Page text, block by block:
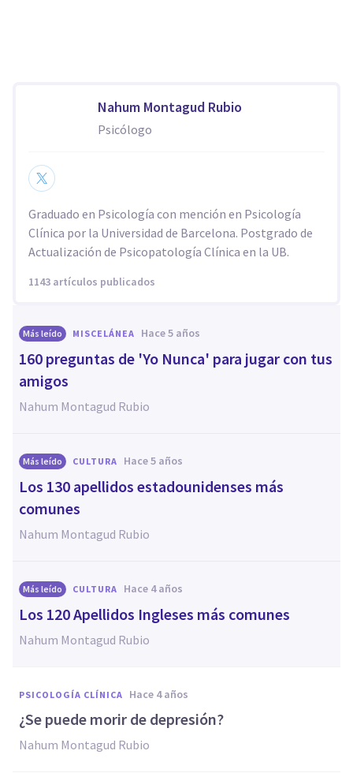
Nahum Montagud Rubio
Psicólogo
Graduado en Psicología con mención en Psicología
Clínica por la Universidad de Barcelona. Postgrado de
Actualización de Psicopatología Clínica en la UB.
1143 artículos publicados
Más leído MISCELÁNEA hace 5 años
160 preguntas de 'Yo Nunca' para jugar con tus
amigos
Nahum Montagud Rubio
Más leído CULTURA hace 5 años
Los 130 apellidos estadounidenses más
comunes
Nahum Montagud Rubio
Más leído CULTURA hace 4 años
Los 120 Apellidos Ingleses más comunes
Nahum Montagud Rubio
PSICOLOGÍA CLÍNICA hace 4 años
¿Se puede morir de depresión?
Nahum Montagud Rubio